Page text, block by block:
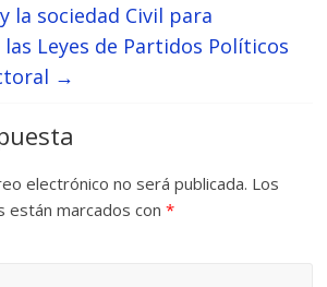
la sociedad Civil para
Leyes de Partidos Políticos
→
electrónico no será publicada. Los
están marcados con*